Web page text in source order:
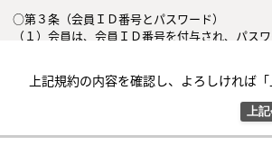
○第３条（会員ＩＤ番号とパスワード）
（１）会員は、会員ＩＤ番号を付与され、パ
（３）会員の会員ＩＤ番号およびパスワードの
者による不正使用等については、当社は一切の
○第４条（会員サービス）
上記規約の内容を確認し、よろしければ
上